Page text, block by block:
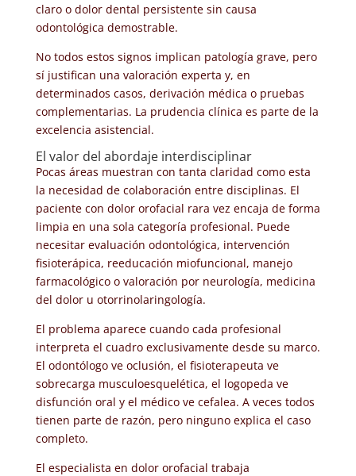
claro o dolor dental persistente sin causa
odontológica demostrable.
No todos estos signos implican patología grave, pero
sí justifican una valoración experta y, en
determinados casos, derivación médica o pruebas
complementarias. La prudencia clínica es parte de la
excelencia asistencial.
El valor del abordaje interdisciplinar
Pocas áreas muestran con tanta claridad como esta
la necesidad de colaboración entre disciplinas. El
paciente con dolor orofacial rara vez encaja de forma
limpia en una sola categoría profesional. Puede
necesitar evaluación odontológica, intervención
fisioterápica, reeducación miofuncional, manejo
farmacológico o valoración por neurología, medicina
del dolor u otorrinolaringología.
El problema aparece cuando cada profesional
interpreta el cuadro exclusivamente desde su marco.
El odontólogo ve oclusión, el fisioterapeuta ve
sobrecarga musculoesquelética, el logopeda ve
disfunción oral y el médico ve cefalea. A veces todos
tienen parte de razón, pero ninguno explica el caso
completo.
El especialista en dolor orofacial trabaja